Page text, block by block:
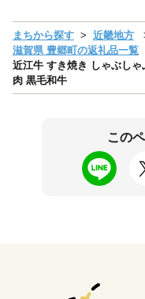
まちから探す 近畿地方
滋賀県 豊郷町の返礼品一覧
近江牛 すき焼き しゃぶし
肉 黒毛和牛
この